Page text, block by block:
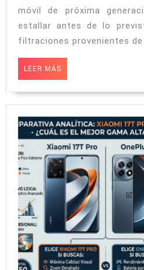
el
iQOO
Una
un
móvil de próxima
estallar antes de lo
filtraciones provenientes de
LEER MÁS
MÁS